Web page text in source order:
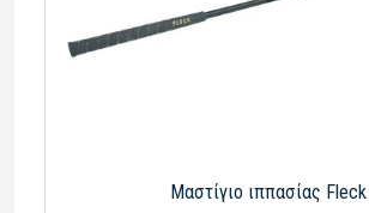
Μαστίγιο ιππασίας Fleck